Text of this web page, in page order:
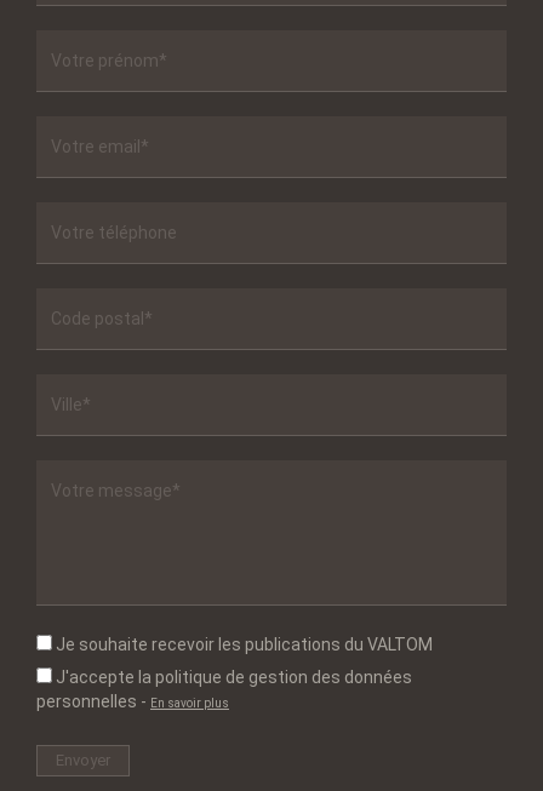
Je souhaite recevoir les publications du VALTOM
J'accepte la politique de gestion des données
personnelles - En savoir plus